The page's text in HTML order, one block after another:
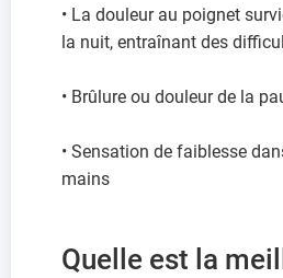
• La douleur au poignet
la nuit, entraînant des
• Brûlure ou douleur de la
• Sensation de faiblesse
mains
Quelle est la